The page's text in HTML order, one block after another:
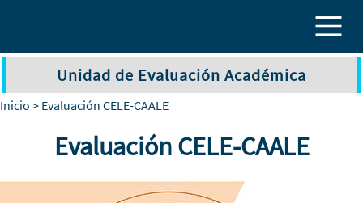
Unidad de Evaluación Académica
Inicio > Evaluación CELE-CAALE
Evaluación CELE-CAALE